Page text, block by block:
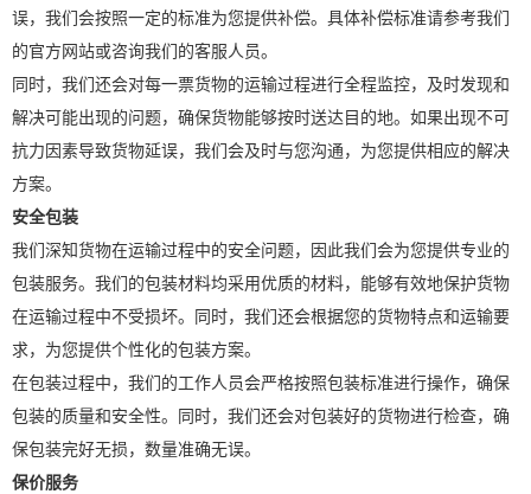
误，我们会按照一定的标准为您提供补偿。具体补偿标准请参考我们
的官方网站或咨询我们的客服人员。
同时，我们还会对每一票货物的运输过程进行全程监控，及时发现和
解决可能出现的问题，确保货物能够按时送达目的地。如果出现不可
抗力因素导致货物延误，我们会及时与您沟通，为您提供相应的解决
方案。
安全包装
我们深知货物在运输过程中的安全问题，因此我们会为您提供专业的
包装服务。我们的包装材料均采用优质的材料，能够有效地保护货物
在运输过程中不受损坏。同时，我们还会根据您的货物特点和运输要
求，为您提供个性化的包装方案。
在包装过程中，我们的工作人员会严格按照包装标准进行操作，确保
包装的质量和安全性。同时，我们还会对包装好的货物进行检查，确
保包装完好无损，数量准确无误。
保价服务